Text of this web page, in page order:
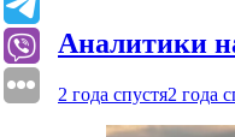
Аналитики
2 года спустя2 года